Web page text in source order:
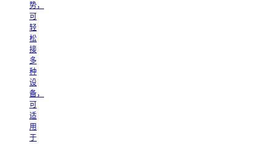
势，
可
轻
松
接
多
种
设
备，
可
适
用
于